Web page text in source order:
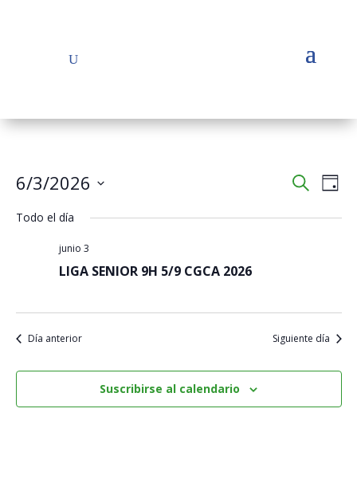
Buscar
de
Día
6/3/2026
fecha.
Todo el día
junio 3
LIGA SENIOR 9H 5/9 CGCA 2026
Día anterior Siguiente día
Suscribirse al calendario